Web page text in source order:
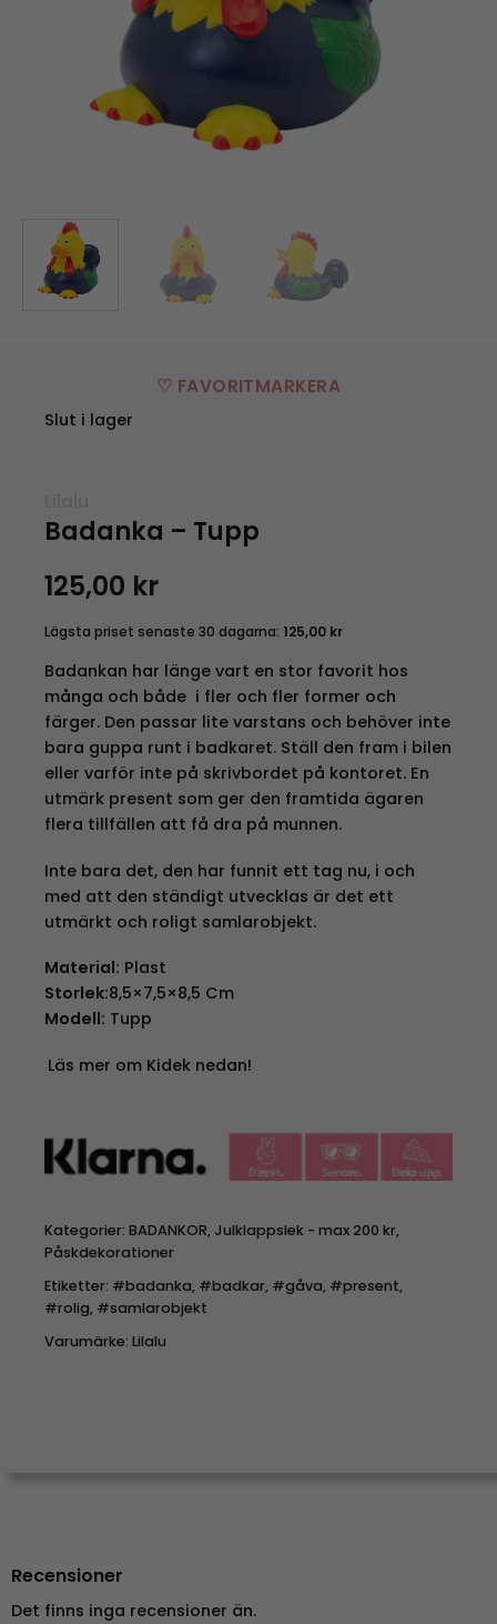
♡ FAVORITMARKERA
Slut i lager
Badanka – Tupp
125,00 kr
Lägsta priset senaste 30 dagarna: 125,00 kr
Badankan har länge vart en stor favorit hos
många och både i fler och fler former och
färger. Den passar lite varstans och behöver inte
bara guppa runt i badkaret. Ställ den fram i bilen
eller varför inte på skrivbordet på kontoret. En
utmärk present som ger den framtida ägaren
flera tillfällen att få dra på munnen.
Inte bara det, den har funnit ett tag nu, i och
med att den ständigt utvecklas är det ett
utmärkt och roligt samlarobjekt.
Material: Plast
Storlek:8,5×7,5×8,5 Cm
Modell: Tupp
Läs mer om Kidek nedan!
Kategorier: BADANKOR, Julklappslek - max 200 kr,
Påskdekorationer
Etiketter: #badanka, #badkar, #gåva, #present,
#rolig, #samlarobjekt
Varumärke: Lilalu
Recensioner
Det finns inga recensioner än.